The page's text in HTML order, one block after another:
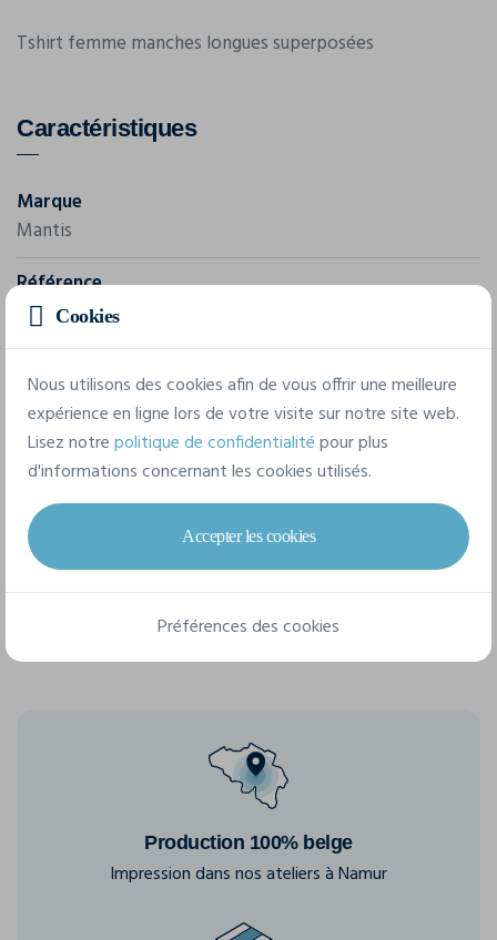
Tshirt femme manches longues superposées
Caractéristiques
Marque
Mantis
Référence
M45
200gr/m², 100% coton peigné interlock
3 tailles disponibles
S/M
Production 100% belge
Impression dans nos ateliers à Namur
Cookies
Nous utilisons des cookies afin de vous offrir une meilleure
expérience en ligne lors de votre visite sur notre site web.
Lisez notrepolitique de confidentialitépour plus
d'informations concernant les cookies utilisés.
Accepter les cookies
Préférences des cookies